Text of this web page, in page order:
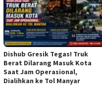
Dishub Gresik Tegas! Truk
Berat Dilarang Masuk Kota
Saat Jam Operasional,
Dialihkan ke Tol Manyar